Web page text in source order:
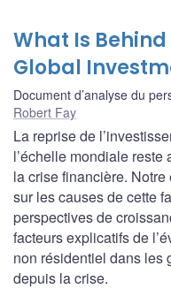
What Is
Global
Document d’analyse du
Robert Fay
La reprise de
l’échelle mondiale
la crise financière.
sur les causes de cette
perspectives de
facteurs explicatifs de
non résidentiel dans les
depuis la crise.